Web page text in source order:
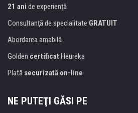
21 ani de experienţă
Consultanţă de specialitate GRATUIT
Abordarea amabilă
Golden certificat Heureka
Plată securizată on-line
NE PUTEŢI GĂSI PE